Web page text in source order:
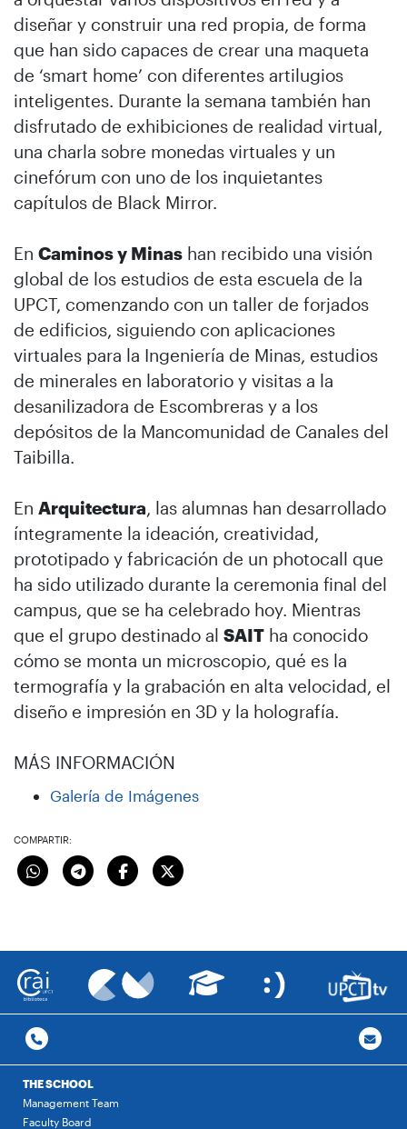
diseñar y construir una red propia, de forma
que han sido capaces de crear una maqueta
de ‘smart home’ con diferentes artilugios
inteligentes. Durante la semana también han
disfrutado de exhibiciones de realidad virtual,
una charla sobre monedas virtuales y un
cinefórum con uno de los inquietantes
capítulos de Black Mirror.
En Caminos y Minas han recibido una visión
global de los estudios de esta escuela de la
UPCT, comenzando con un taller de forjados
de edificios, siguiendo con aplicaciones
virtuales para la Ingeniería de Minas, estudios
de minerales en laboratorio y visitas a la
desanilizadora de Escombreras y a los
depósitos de la Mancomunidad de Canales del
Taibilla.
En Arquitectura, las alumnas han desarrollado
íntegramente la ideación, creatividad,
prototipado y fabricación de un photocall que
ha sido utilizado durante la ceremonia final del
campus, que se ha celebrado hoy. Mientras
que el grupo destinado al SAIT ha conocido
cómo se monta un microscopio, qué es la
termografía y la grabación en alta velocidad, el
diseño e impresión en 3D y la holografía.
MÁS INFORMACIÓN
Galería de Imágenes
COMPARTIR:
THE SCHOOL
Management Team
Faculty Board